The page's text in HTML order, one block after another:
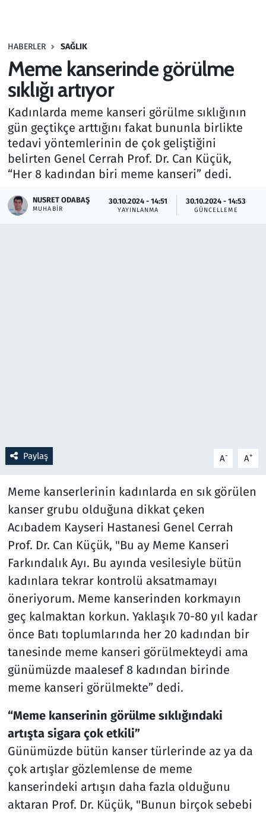
HABERLER SAĞLIK
Meme kanserinde görülme
sıklığı artıyor
Kadınlarda meme kanseri görülme sıklığının
gün geçtikçe arttığını fakat bununla birlikte
tedavi yöntemlerinin de çok geliştiğini
belirten Genel Cerrah Prof. Dr. Can Küçük,
“Her 8 kadından biri meme kanseri” dedi.
NUSRET ODABAŞ
MUHABIR
30.10.2024 - 14:51
YAYINLANMA
30.10.2024 - 14:53
GÜNCELLEME
Paylaş A- A+
Meme kanserlerinin kadınlarda en sık görülen
kanser grubu olduğuna dikkat çeken
Acıbadem Kayseri Hastanesi Genel Cerrah
Prof. Dr. Can Küçük, "Bu ay Meme Kanseri
Farkındalık Ayı. Bu ayında vesilesiyle bütün
kadınlara tekrar kontrolü aksatmamayı
öneriyorum. Meme kanserinden korkmayın
geç kalmaktan korkun. Yaklaşık 70-80 yıl kadar
önce Batı toplumlarında her 20 kadından bir
tanesinde meme kanseri görülmekteydi ama
günümüzde maalesef 8 kadından birinde
meme kanseri görülmekte” dedi.
“Meme kanserinin görülme sıklığındaki
artışta sigara çok etkili”
Günümüzde bütün kanser türlerinde az ya da
çok artışlar gözlemlense de meme
kanserindeki artışın daha fazla olduğunu
aktaran Prof. Dr. Küçük, "Bunun birçok sebebi
Haber
Kültür Sanat
Kurumsal Haberler
Lezzet Durağı
Memur ve Kamu
Otomobil
Spor
Televizyon